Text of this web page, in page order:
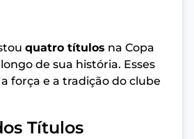
quatro títulos na Copa
de sua história. Esses
força e a tradição do clube
Títulos